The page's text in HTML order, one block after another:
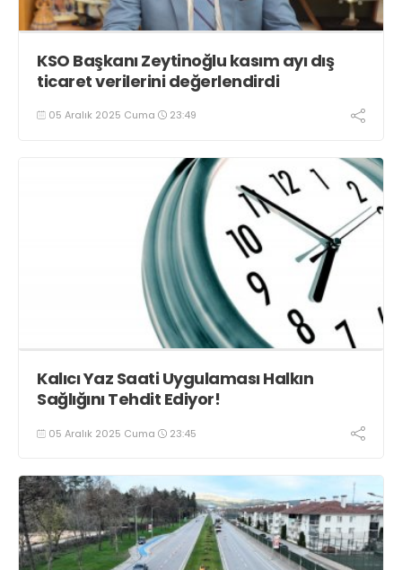
KSO Başkanı Zeytinoğlu kasım ayı dış
ticaret verilerini değerlendirdi
05 Aralık 2025 Cuma 23:49
Kalıcı Yaz Saati Uygulaması Halkın
Sağlığını Tehdit Ediyor!
05 Aralık 2025 Cuma 23:45